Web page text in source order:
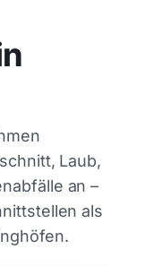
Laub,
an –
als